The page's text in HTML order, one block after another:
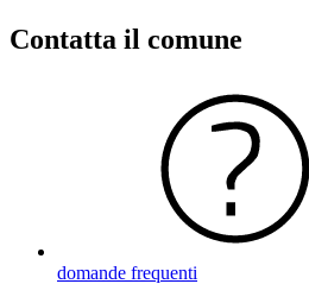
Contatta il comune
domande frequenti